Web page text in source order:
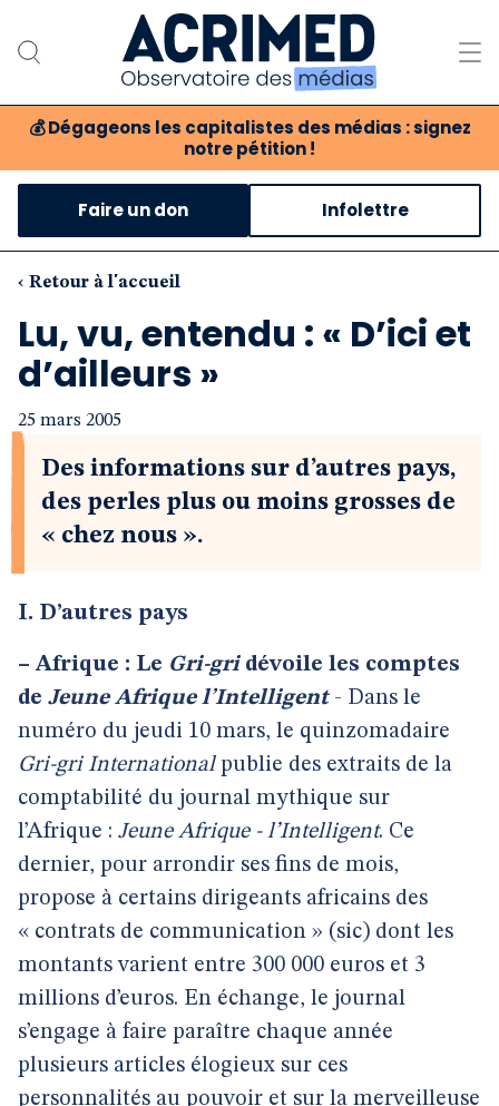
💰 Dégageons les capitalistes des médias : signez
notre pétition !
Notre association
Notre critique des médias
Nos propositions
Notre revue
Faire un don Infolettre
‹ Retour à l'accueil
Lu, vu, entendu : « D’ici et
d’ailleurs »
25 mars 2005
Des informations sur d’autres pays,
des perles plus ou moins grosses de
« chez nous ».
I. D’autres pays
– Afrique : Le Gri-gridévoile les comptes
de Jeune Afrique l’Intelligent - Dans le
numéro du jeudi 10 mars, le quinzomadaire
Gri-gri Internationalpublie des extraits de la
comptabilité du journal mythique sur
l’Afrique : Jeune Afrique - l’Intelligent. Ce
dernier, pour arrondir ses fins de mois,
propose à certains dirigeants africains des
« contrats de communication » (sic) dont les
montants varient entre 300 000 euros et 3
millions d’euros. En échange, le journal
s’engage à faire paraître chaque année
plusieurs articles élogieux sur ces
personnalités au pouvoir et sur la merveilleuse